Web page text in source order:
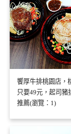
饗厚牛排桃園店，
只要49元，起司
推薦(瀏覽：1)